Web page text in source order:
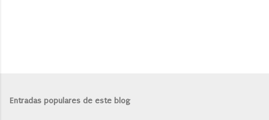
l
Entradas populares de este blog